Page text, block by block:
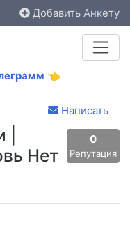
Добавить Анкету
👈
Написать
Нет
0
Репутация